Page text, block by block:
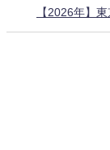
【2026年】